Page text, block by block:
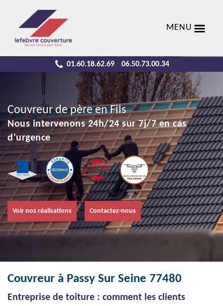
MENU
01.60.18.62.69 - 06.50.73.00.34
Couvreur de père en Fils
Nous intervenons 24h/24 sur 7j/7 en cas
d'urgence
Voir nos réalisations Contactez-nous
Couvreur à Passy Sur Seine 77480
Entreprise de toiture : comment les clients